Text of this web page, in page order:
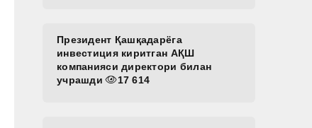
Президент Қашқадарёга
инвестиция киритган АҚШ
компанияси директори билан
учрашди
17 614